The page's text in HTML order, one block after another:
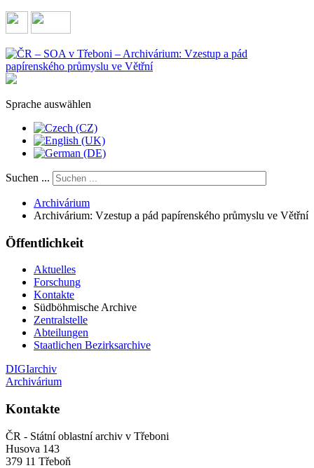
Sprache auswählen
Suchen ...
Archivárium
Archivárium: Vzestup a pád papírenského průmyslu ve Větřní
Öffentlichkeit
Aktuelles
Forschung
Kontakte
Südböhmische Archive
Zentralstelle
Abteilungen
Staatlichen Bezirksarchive
DIGIarchiv
Archivárium
Kontakte
ČR - Státní oblastní archiv v Třeboni
Husova 143
379 11 Třeboň